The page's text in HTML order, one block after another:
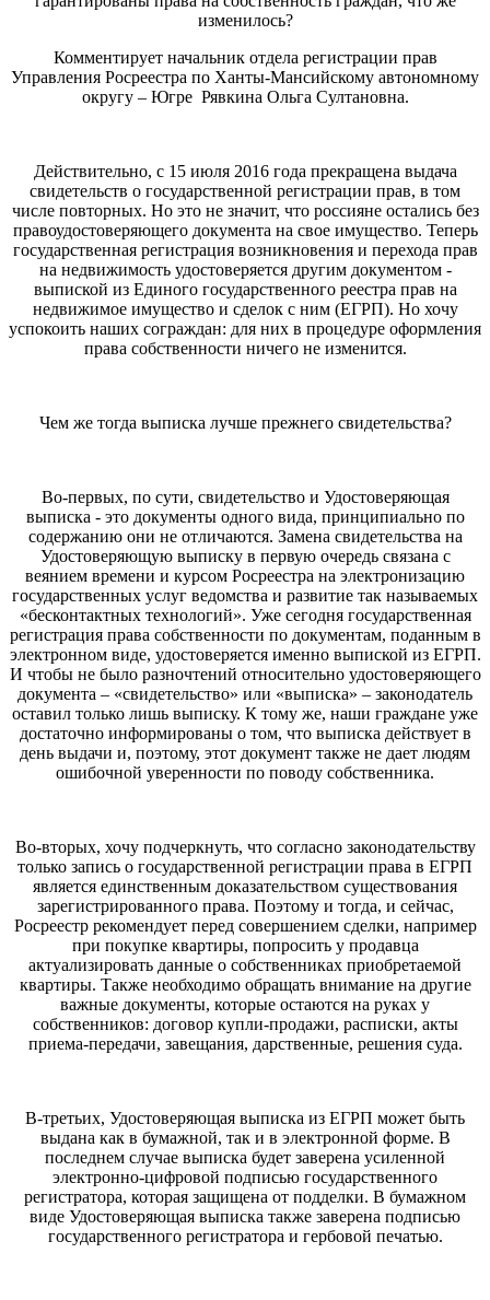
изменилось?
Комментирует начальник отдела регистрации прав
Управления Росреестра по Ханты-Мансийскому автономному
округу – Югре Рявкина Ольга Султановна.
Действительно, с 15 июля 2016 года прекращена выдача
свидетельств о государственной регистрации прав, в том
числе повторных. Но это не значит, что россияне остались без
правоудостоверяющего документа на свое имущество. Теперь
государственная регистрация возникновения и перехода прав
на недвижимость удостоверяется другим документом -
выпиской из Единого государственного реестра прав на
недвижимое имущество и сделок с ним (ЕГРП). Но хочу
успокоить наших сограждан: для них в процедуре оформления
права собственности ничего не изменится.
Чем же тогда выписка лучше прежнего свидетельства?
Во-первых, по сути, свидетельство и Удостоверяющая
выписка - это документы одного вида, принципиально по
содержанию они не отличаются. Замена свидетельства на
Удостоверяющую выписку в первую очередь связана с
веянием времени и курсом Росреестра на электронизацию
государственных услуг ведомства и развитие так называемых
«бесконтактных технологий». Уже сегодня государственная
регистрация права собственности по документам, поданным в
электронном виде, удостоверяется именно выпиской из ЕГРП.
И чтобы не было разночтений относительно удостоверяющего
документа – «свидетельство» или «выписка» – законодатель
оставил только лишь выписку. К тому же, наши граждане уже
достаточно информированы о том, что выписка действует в
день выдачи и, поэтому, этот документ также не дает людям
ошибочной уверенности по поводу собственника.
Во-вторых, хочу подчеркнуть, что согласно законодательству
только запись о государственной регистрации права в ЕГРП
является единственным доказательством существования
зарегистрированного права. Поэтому и тогда, и сейчас,
Росреестр рекомендует перед совершением сделки, например
при покупке квартиры, попросить у продавца
актуализировать данные о собственниках приобретаемой
квартиры. Также необходимо обращать внимание на другие
важные документы, которые остаются на руках у
собственников: договор купли-продажи, расписки, акты
приема-передачи, завещания, дарственные, решения суда.
В-третьих, Удостоверяющая выписка из ЕГРП может быть
выдана как в бумажной, так и в электронной форме. В
последнем случае выписка будет заверена усиленной
электронно-цифровой подписью государственного
регистратора, которая защищена от подделки. В бумажном
виде Удостоверяющая выписка также заверена подписью
государственного регистратора и гербовой печатью.